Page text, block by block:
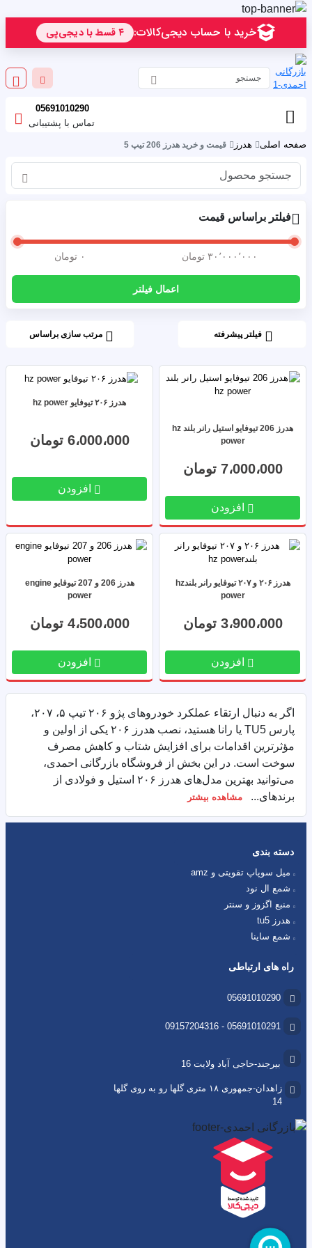
05691010290
تماس با پشتیبانی
صفحه اصلی هدرز قیمت و خرید هدرز 206 تیپ 5
فیلتر براساس قیمت
۳۰٬۰۰۰٬۰۰۰ تومان ۰ تومان
اعمال فیلتر
فیلتر پیشرفته مرتب سازی براساس
هدرز 206 تیوفایو استیل رانر بلند hz
power
7،000،000 تومان
هدرز ۲۰۶ تیوفایو hz power
6،000،000 تومان
هدرز ۲۰۶ و ۲۰۷ تیوفایو رانر بلندhz
power
3،900،000 تومان
هدرز 206 و 207 تیوفایو engine
power
4،500،000 تومان
اگر به دنبال ارتقاء عملکرد خودروهای پژو ۲۰۶ تیپ ۵، ۲۰۷،
پارس TU5 یا رانا هستید، نصب هدرز ۲۰۶ یکی از اولین و
مؤثرترین اقدامات برای افزایش شتاب و کاهش مصرف
سوخت است. در این بخش از فروشگاه بازرگانی احمدی،
می‌توانید بهترین مدل‌های هدرز ۲۰۶ استیل و فولادی از
برندهای...
مشاهده بیشتر
دسته بندی
میل سوپاپ تقویتی و amz
شمع ال نود
منبع اگزوز و سنتر
هدرز tu5
شمع ساینا
راه های ارتباطی
05691010290
05691010291 - 09157204316
بیرجند-حاجی آباد ولایت 16
زاهدان-جمهوری ۱۸ متری گلها رو به روی گلها
14